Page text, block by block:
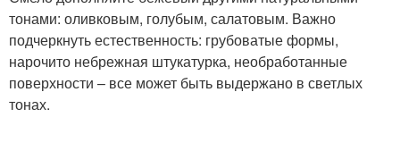
тонами: оливковым, голубым, салатовым. Важно
подчеркнуть естественность: грубоватые формы,
нарочито небрежная штукатурка, необработанные
поверхности – все может быть выдержано в светлых
тонах.